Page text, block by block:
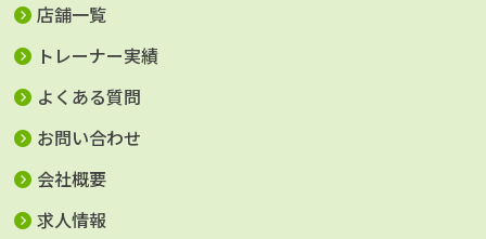
店舗一覧
トレーナー実績
よくある質問
お問い合わせ
会社概要
求人情報